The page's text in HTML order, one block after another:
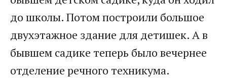
до школы. Потом построили большое
двухэтажное здание для детишек. А в
бывшем садике теперь было вечернее
отделение речного техникума.